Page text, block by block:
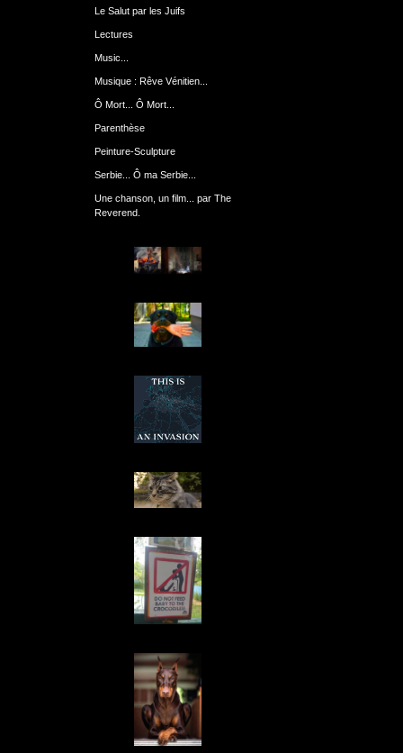
Le Salut par les Juifs
Lectures
Music...
Musique : Rêve Vénitien...
Ô Mort... Ô Mort...
Parenthèse
Peinture-Sculpture
Serbie... Ô ma Serbie...
Une chanson, un film... par The
Reverend.